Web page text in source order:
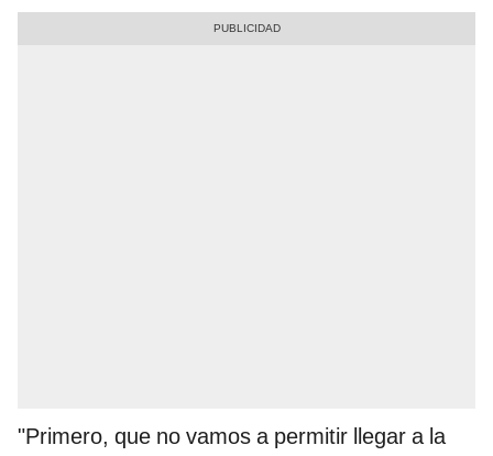
"Primero, que no vamos a permitir llegar a la